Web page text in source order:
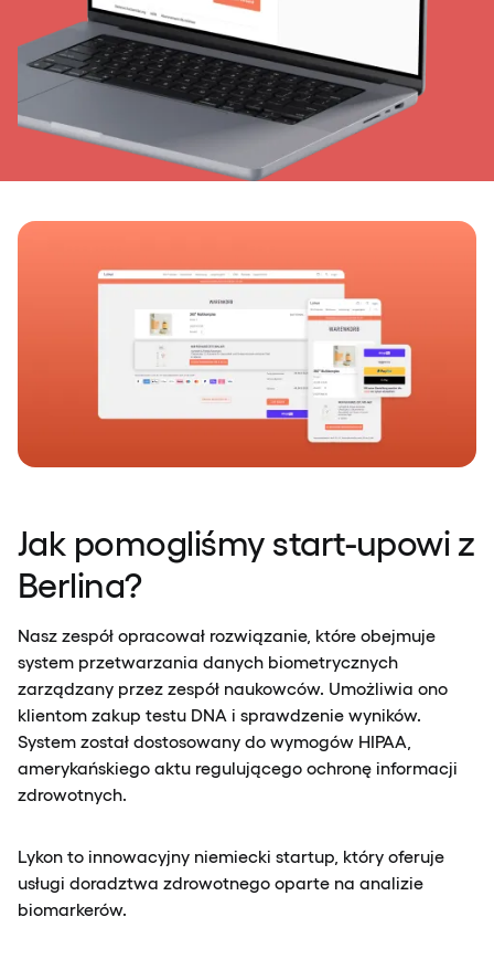
Jak pomogliśmy start-upowi z
Berlina?
Nasz zespół opracował rozwiązanie, które obejmuje
system przetwarzania danych biometrycznych
zarządzany przez zespół naukowców. Umożliwia ono
klientom zakup testu DNA i sprawdzenie wyników.
System został dostosowany do wymogów HIPAA,
amerykańskiego aktu regulującego ochronę informacji
zdrowotnych.
Lykon to innowacyjny niemiecki startup, który oferuje
usługi doradztwa zdrowotnego oparte na analizie
biomarkerów.